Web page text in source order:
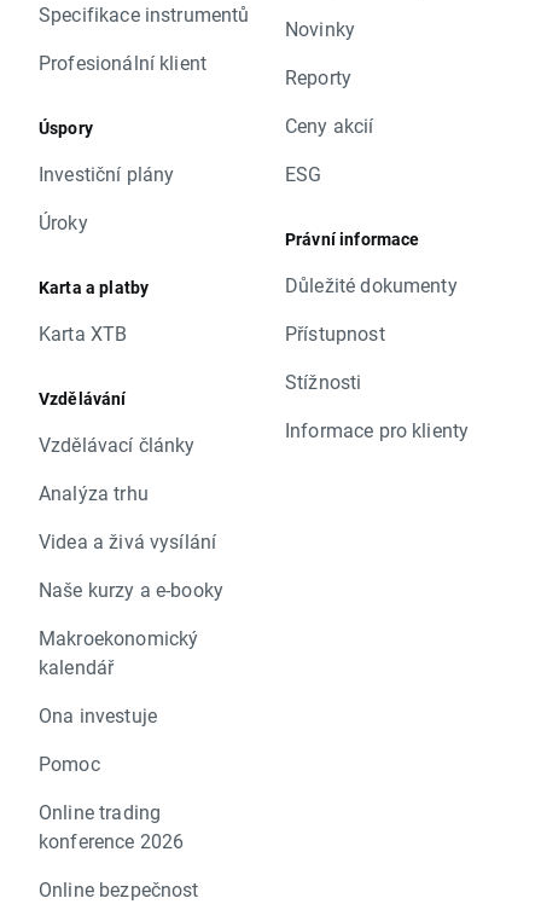
Specifikace instrumentů
Profesionální klient
Úspory
Investiční plány
Úroky
Karta a platby
Karta XTB
Vzdělávání
Vzdělávací články
Analýza trhu
Videa a živá vysílání
Naše kurzy a e-booky
Makroekonomický
kalendář
Ona investuje
Pomoc
Online trading
konference 2026
Online bezpečnost
Novinky
Reporty
Ceny akcií
ESG
Právní informace
Důležité dokumenty
Přístupnost
Stížnosti
Informace pro klienty